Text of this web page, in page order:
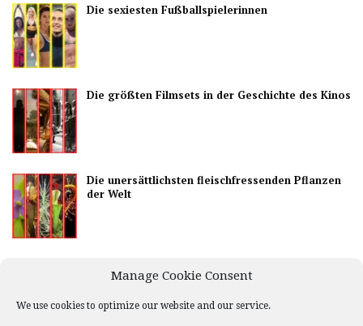
Manage Cookie Consent
We use cookies to optimize our website and our service.
Die sexiesten Fußballspielerinnen
Die größten Filmsets in der Geschichte des Kinos
Die unersättlichsten fleischfressenden Pflanzen
der Welt
genießen